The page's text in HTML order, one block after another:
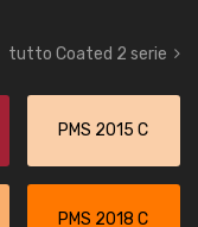
tutto Coated 2 serie
PMS 2015 C
PMS 2018 C